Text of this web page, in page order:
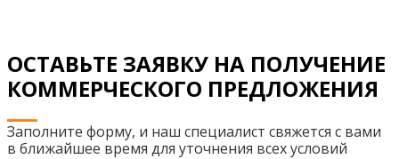
ОСТАВЬТЕ ЗАЯВКУ НА ПОЛУЧЕНИЕ
КОММЕРЧЕСКОГО ПРЕДЛОЖЕНИЯ
Заполните форму, и наш специалист свяжется с вами
в ближайшее время для уточнения всех условий